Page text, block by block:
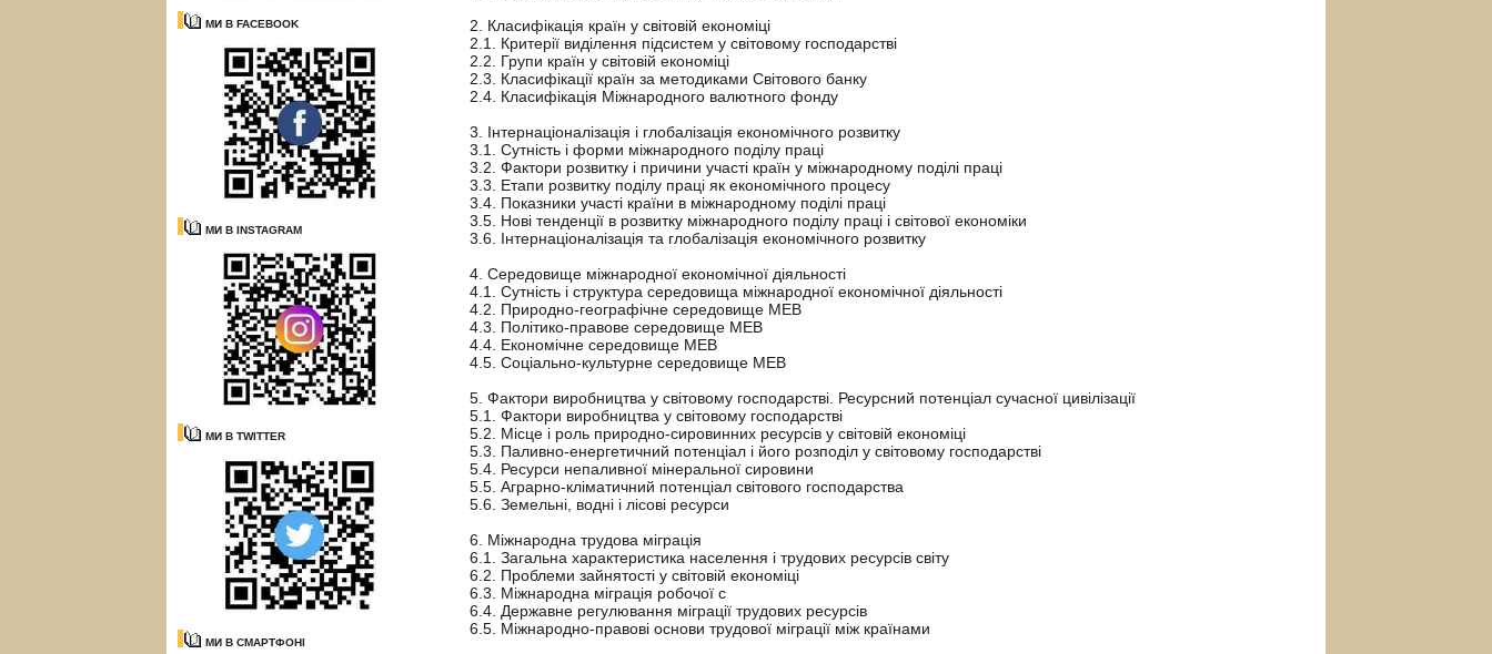
МИ В FACEBOOK
МИ В INSTAGRAM
МИ В TWITTER
МИ В СМАРТФОНІ
2. Класифікація країн у світовій економіці
2.1. Критерії виділення підсистем у світовому господарстві
2.2. Групи країн у світовій економіці
2.3. Класифікації країн за методиками Світового банку
2.4. Класифікація Міжнародного валютного фонду
3. Інтернаціоналізація і глобалізація економічного розвитку
3.1. Сутність і форми міжнародного поділу праці
3.2. Фактори розвитку і причини участі країн у міжнародному поділі праці
3.3. Етапи розвитку поділу праці як економічного процесу
3.4. Показники участі країни в міжнародному поділі праці
3.5. Нові тенденції в розвитку міжнародного поділу праці і світової економіки
3.6. Інтернаціоналізація та глобалізація економічного розвитку
4. Середовище міжнародної економічної діяльності
4.1. Сутність і структура середовища міжнародної економічної діяльності
4.2. Природно-географічне середовище МЕВ
4.3. Політико-правове середовище МЕВ
4.4. Економічне середовище МЕВ
4.5. Соціально-культурне середовище МЕВ
5. Фактори виробництва у світовому господарстві. Ресурсний потенціал сучасної цивілізації
5.1. Фактори виробництва у світовому господарстві
5.2. Місце і роль природно-сировинних ресурсів у світовій економіці
5.3. Паливно-енергетичний потенціал і його розподіл у світовому господарстві
5.4. Ресурси непаливної мінеральної сировини
5.5. Аграрно-кліматичний потенціал світового господарства
5.6. Земельні, водні і лісові ресурси
6. Міжнародна трудова міграція
6.1. Загальна характеристика населення і трудових ресурсів світу
6.2. Проблеми зайнятості у світовій економіці
6.3. Міжнародна міграція робочої с
6.4. Державне регулювання міграції трудових ресурсів
6.5. Міжнародно-правові основи трудової міграції між країнами